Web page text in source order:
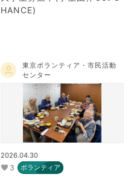
HANCE)
東京ボランティア・市民活動
センター
2026.04.30
3 ボランティア